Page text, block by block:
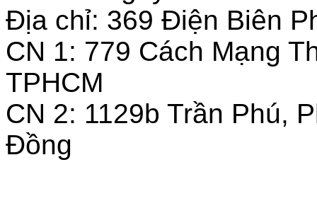
Địa chỉ: 369 Điện Biên
CN 1: 779 Cách Mạng
TPHCM
CN 2: 1129b Trần Phú,
Đồng